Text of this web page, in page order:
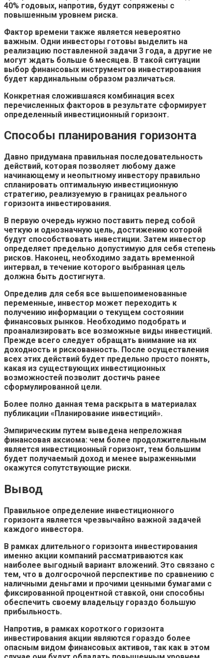
40% годовых, напротив, будут сопряжены с
повышенным уровнем риска.
Фактор времени также является невероятно
важным. Одни инвесторы готовы выделить на
реализацию поставленной задачи 3 года, а другие не
могут ждать больше 6 месяцев. В такой ситуации
выбор финансовых инструментов инвестирования
будет кардинальным образом различаться.
Конкретная сложившаяся комбинация всех
перечисленных факторов в результате сформирует
определенный инвестиционный горизонт.
Способы планирования горизонта
Давно придумана правильная последовательность
действий, которая позволяет любому даже
начинающему и неопытному инвестору правильно
спланировать оптимальную инвестиционную
стратегию, реализуемую в границах реального
горизонта инвестирования.
В первую очередь нужно поставить перед собой
четкую и однозначную цель, достижению которой
будут способствовать инвестиции. Затем инвестор
определяет предельно допустимую для себя степень
рисков. Наконец, необходимо задать временной
интервал, в течение которого выбранная цель
должна быть достигнута.
Определив для себя все вышепоименованные
переменные, инвестор может переходить к
получению информации о текущем состоянии
финансовых рынков. Необходимо подобрать и
проанализировать все возможные виды инвестиций.
Прежде всего следует обращать внимание на их
доходность и рискованность. После осуществления
всех этих действий будет предельно просто понять,
какая из существующих инвестиционных
возможностей позволит достичь ранее
сформулированной цели.
Более полно данная тема раскрыта в материалах
публикации «Планирование инвестиций».
Эмпирическим путем выведена непреложная
финансовая аксиома: чем более продолжительным
является инвестиционный горизонт, тем большим
будет получаемый доход и менее выраженными
окажутся сопутствующие риски.
Вывод
Правильное определение инвестиционного
горизонта является чрезвычайно важной задачей
каждого инвестора.
В рамках длительного горизонта инвестирования
именно акции компаний рассматриваются как
наиболее выгодный вариант вложений. Это связано с
тем, что в долгосрочной перспективе по сравнению с
наличными деньгами и прочими ценными бумагами с
фиксированной процентной ставкой, они способны
обеспечить своему владельцу гораздо большую
прибыльность.
Напротив, в рамках короткого горизонта
инвестирования акции являются гораздо более
опасным видом финансовых активов, так как в этом